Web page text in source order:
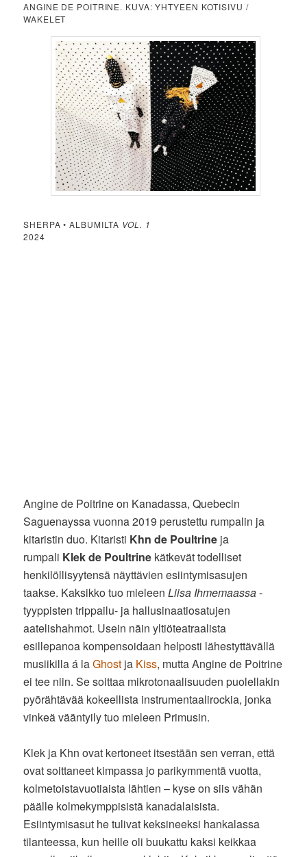
ANGINE DE POITRINE. KUVA: YHTYEEN KOTISIVU /
WAKELET
SHERPA • ALBUMILTA VOL. 1
2024
Angine de Poitrine on Kanadassa, Quebecin
Saguenayssa vuonna 2019 perustettu rumpalin ja
kitaristin duo. Kitaristi Khn de Poultrine ja
rumpali Klek de Poultrine kätkevät todelliset
henkilöllisyytensä näyttävien esiintymisasujen
taakse. Kaksikko tuo mieleenLiisa Ihmemaassa-
tyyppisten trippailu- ja hallusinaatiosatujen
aatelishahmot. Usein näin yltiöteatraalista
esillepanoa kompensoidaan helposti lähestyttävällä
musiikilla á laGhost ja Kiss, mutta Angine de Poitrine
ei tee niin. Se soittaa mikrotonaalisuuden puolellakin
pyörähtävää kokeellista instrumentaalirockia, jonka
vinkeä vääntyily tuo mieleen Primusin.
Klek ja Khn ovat kertoneet itsestään sen verran, että
ovat soittaneet kimpassa jo parikymmentä vuotta,
kolmetoistavuotiaista lähtien – kyse on siis vähän
päälle kolmekymppisistä kanadalaisista.
Esiintymisasut he tulivat keksineeksi hankalassa
tilanteessa, kun heille oli buukattu kaksi keikkaa